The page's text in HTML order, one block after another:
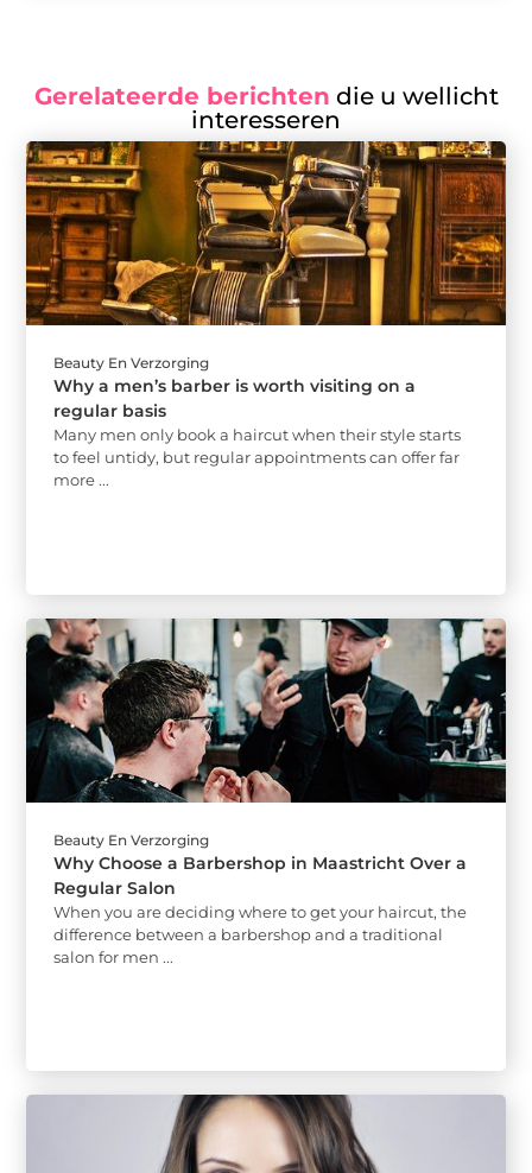
Gerelateerde berichten die u wellicht
interesseren
Beauty En Verzorging
Why a men’s barber is worth visiting on a
regular basis
Many men only book a haircut when their style starts
to feel untidy, but regular appointments can offer far
more ...
Beauty En Verzorging
Why Choose a Barbershop in Maastricht Over a
Regular Salon
When you are deciding where to get your haircut, the
difference between a barbershop and a traditional
salon for men ...